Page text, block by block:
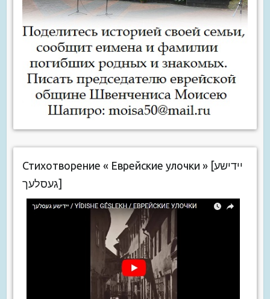
Стихотворение « Еврейские улочки » [יידישע
געסלעך]